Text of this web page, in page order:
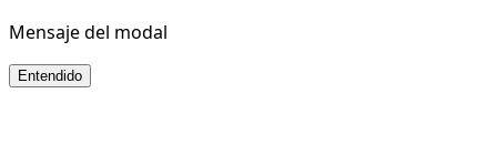
Mensaje del modal
Entendido